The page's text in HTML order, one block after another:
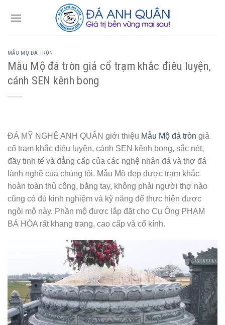
MẪU MỘ ĐÁ TRÒN
Mẫu Mộ đá tròn giả cổ trạm khắc điêu luyện,
cánh SEN kênh bong
ĐÁ MỸ NGHỆ ANH QUÂN giới thiệu Mẫu Mộ đá tròn giả
cổ trạm khắc điêu luyện, cánh SEN kênh bong, sắc nét,
đầy tinh tế và đẳng cấp của các nghệ nhân đá và thợ đá
lành nghề của chúng tôi. Mẫu Mộ đẹp được trạm khắc
hoàn toàn thủ công, bằng tay, không phải người thợ nào
cũng có đủ kinh nghiệm và kỹ năng để thực hiện được
ngôi mộ này. Phần mộ được lắp đặt cho Cụ Ông PHẠM
BÁ HÒA rất khang trang, cao cấp và cổ kính.